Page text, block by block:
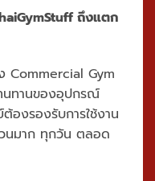
ถึงแตก
Commercial Gym
นทานของอุปกรณ์
งรองรับการใช้งาน
นมาก ทุกวัน ตลอด